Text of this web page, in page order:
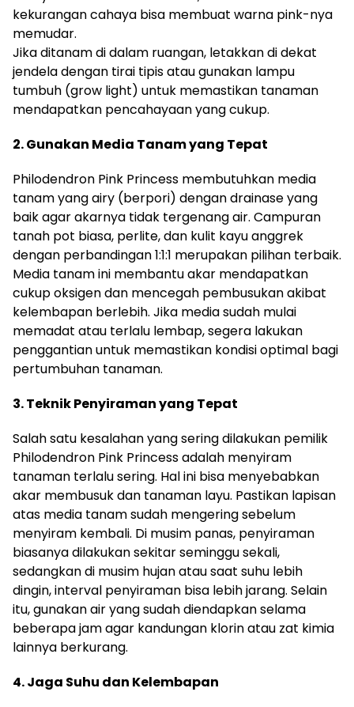
kekurangan cahaya bisa membuat warna pink-nya
memudar.
Jika ditanam di dalam ruangan, letakkan di dekat
jendela dengan tirai tipis atau gunakan lampu
tumbuh (grow light) untuk memastikan tanaman
mendapatkan pencahayaan yang cukup.
2. Gunakan Media Tanam yang Tepat
Philodendron Pink Princess membutuhkan media
tanam yang airy (berpori) dengan drainase yang
baik agar akarnya tidak tergenang air. Campuran
tanah pot biasa, perlite, dan kulit kayu anggrek
dengan perbandingan 1:1:1 merupakan pilihan terbaik.
Media tanam ini membantu akar mendapatkan
cukup oksigen dan mencegah pembusukan akibat
kelembapan berlebih. Jika media sudah mulai
memadat atau terlalu lembap, segera lakukan
penggantian untuk memastikan kondisi optimal bagi
pertumbuhan tanaman.
3. Teknik Penyiraman yang Tepat
Salah satu kesalahan yang sering dilakukan pemilik
Philodendron Pink Princess adalah menyiram
tanaman terlalu sering. Hal ini bisa menyebabkan
akar membusuk dan tanaman layu. Pastikan lapisan
atas media tanam sudah mengering sebelum
menyiram kembali. Di musim panas, penyiraman
biasanya dilakukan sekitar seminggu sekali,
sedangkan di musim hujan atau saat suhu lebih
dingin, interval penyiraman bisa lebih jarang. Selain
itu, gunakan air yang sudah diendapkan selama
beberapa jam agar kandungan klorin atau zat kimia
lainnya berkurang.
4. Jaga Suhu dan Kelembapan